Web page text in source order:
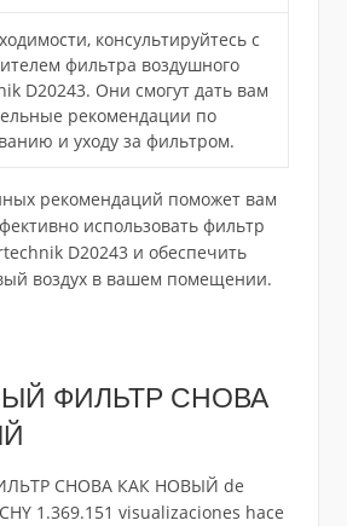
консультируйтесь с
фильтра воздушного
D20243. Они смогут дать вам
рекомендации по
и уходу за фильтром.
рекомендаций поможет вам
использовать фильтр
D20243 и обеспечить
воздух в вашем помещении.
ФИЛЬТР СНОВА
СНОВА КАК НОВЫЙ de
1.369.151 visualizaciones hace